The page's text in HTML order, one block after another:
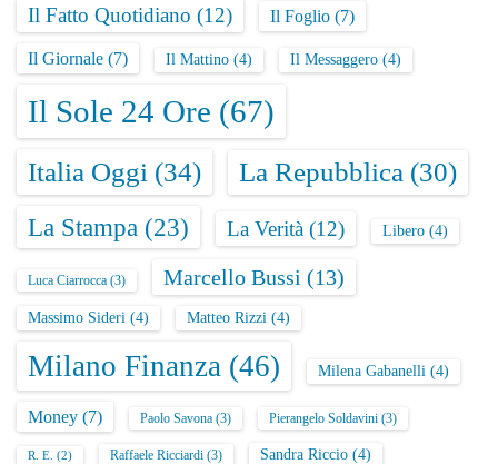
Il Fatto Quotidiano (12) Il Foglio (7)
Il Giornale (7) Il Mattino (4) Il Messaggero (4)
Il Sole 24 Ore (67)
Italia Oggi (34) La Repubblica (30)
La Stampa (23) La Verità (12) Libero (4)
Luca Ciarrocca (3) Marcello Bussi (13)
Massimo Sideri (4) Matteo Rizzi (4)
Milano Finanza (46) Milena Gabanelli (4)
Money (7) Paolo Savona (3) Pierangelo Soldavini (3)
R. E. (2) Raffaele Ricciardi (3) Sandra Riccio (4)